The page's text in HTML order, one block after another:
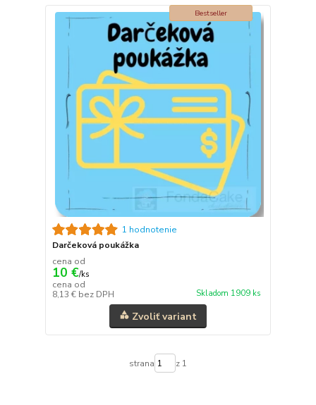
Bestseller
1 hodnotenie
Darčeková poukážka
cena od
10 €/ks
cena od
8,13 € bez DPH Skladom 1909 ks
Zvoliť variant
strana z 1